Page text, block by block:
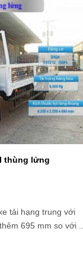
thùng lửng
tải hạng trung với
695 mm so với